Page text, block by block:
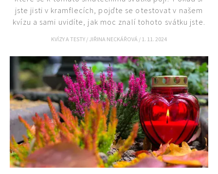
jste jisti v kramflecích, pojďte se otestovat v našem
kvízu a sami uvidíte, jak moc znalí tohoto svátku jste.
KVÍZY A TESTY / JIŘINA NECKÁŘOVÁ / 1. 11. 2024